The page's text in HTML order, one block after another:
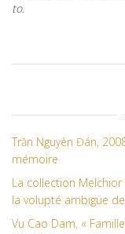
to.
Trần Nguyên Đán,
mémoire
La collection Melchior
la volupté ambigüe
Vu Cao Dam, «